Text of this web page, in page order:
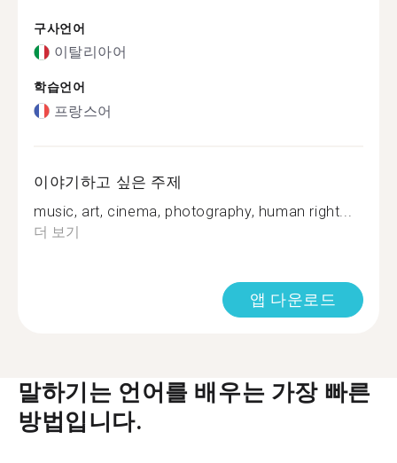
구사언어
이탈리아어
학습언어
프랑스어
이야기하고 싶은 주제
music, art, cinema, photography, human right...
더 보기
앱 다운로드
말하기는 언어를 배우는 가장 빠른
방법입니다.